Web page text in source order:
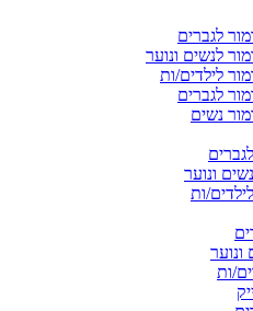
לגברים
לנשים ונוער
לילדים/ות
לגברים
נשים
ונוער
ות
ונוער
ות